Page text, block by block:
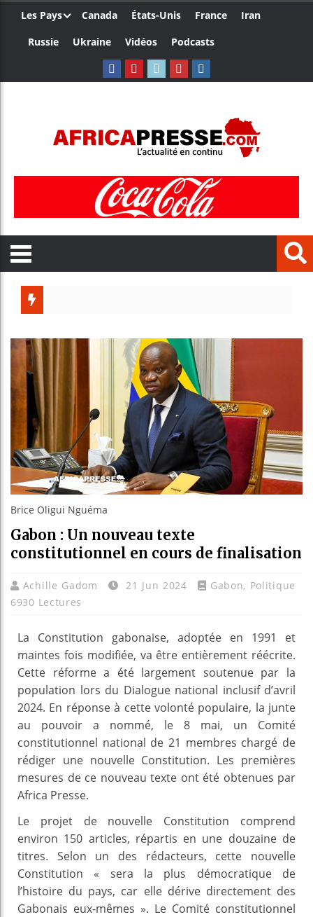
Les Pays Canada États-Unis France
Iran
Russie
Ukraine Vidéos Podcasts
Brice Oligui Nguéma
Gabon : Un nouveau texte
constitutionnel en cours de finalisation
Achille Gadom 21 Jun 2024 Gabon, Politique
6930 Lectures
La Constitution gabonaise, adoptée en 1991 et
maintes fois modifiée, va être entièrement réécrite.
Cette réforme a été largement soutenue par la
population lors du Dialogue national inclusif d’avril
2024. En réponse à cette volonté populaire, la junte
au pouvoir a nommé, le 8 mai, un Comité
constitutionnel national de 21 membres chargé de
rédiger une nouvelle Constitution. Les premières
mesures de ce nouveau texte ont été obtenues par
Africa Presse.
Le projet de nouvelle Constitution comprend
environ 150 articles, répartis en une douzaine de
titres. Selon un des rédacteurs, cette nouvelle
Constitution « sera la plus démocratique de
l’histoire du pays, car elle dérive directement des
Gabonais eux-mêmes ». Le Comité constitutionnel